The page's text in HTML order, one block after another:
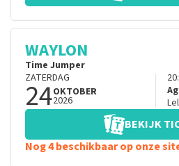
WAYLON
Time Jumper
ZATERDAG
24OKTOBER
2026
BEKIJK
Nog 4 beschikbaar op onze